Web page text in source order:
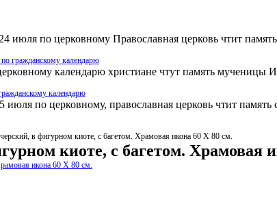
июля по церковному Православная церковь чтит
гражданскому календарю
календарю христиане чтут память мученицы
календарю
по церковному, православная церковь чтит
в фигурном киоте, с багетом. Храмовая икона 60 Х 80 см.
киоте, с багетом. Храмовая